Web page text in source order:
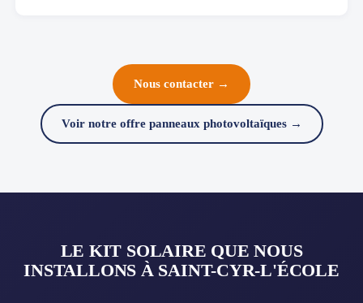
Nous contacter →
Voir notre offre panneaux photovoltaïques →
LE KIT SOLAIRE QUE NOUS
INSTALLONS À SAINT-CYR-L'ÉCOLE